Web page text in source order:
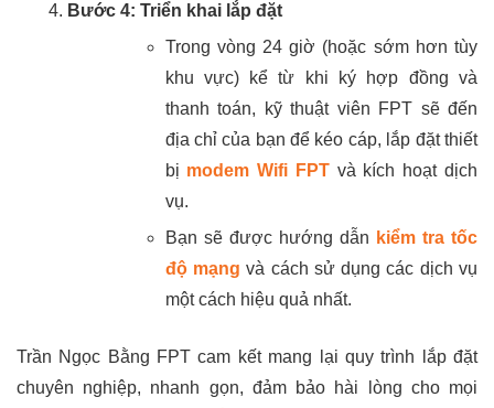
Bước 4: Triển khai lắp đặt
Trong vòng 24 giờ (hoặc sớm hơn tùy
khu vực) kể từ khi ký hợp đồng và
thanh toán, kỹ thuật viên FPT sẽ đến
địa chỉ của bạn để kéo cáp, lắp đặt thiết
bị modem Wifi FPTvà kích hoạt dịch
vụ.
Bạn sẽ được hướng dẫn kiểm tra tốc
độ mạng và cách sử dụng các dịch vụ
một cách hiệu quả nhất.
Trần Ngọc Bằng FPT cam kết mang lại quy trình lắp đặt
chuyên nghiệp, nhanh gọn, đảm bảo hài lòng cho mọi